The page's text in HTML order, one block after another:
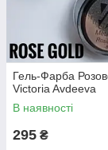
Гель-Фарба
Victoria Avdeeva
В наявності
295 ₴